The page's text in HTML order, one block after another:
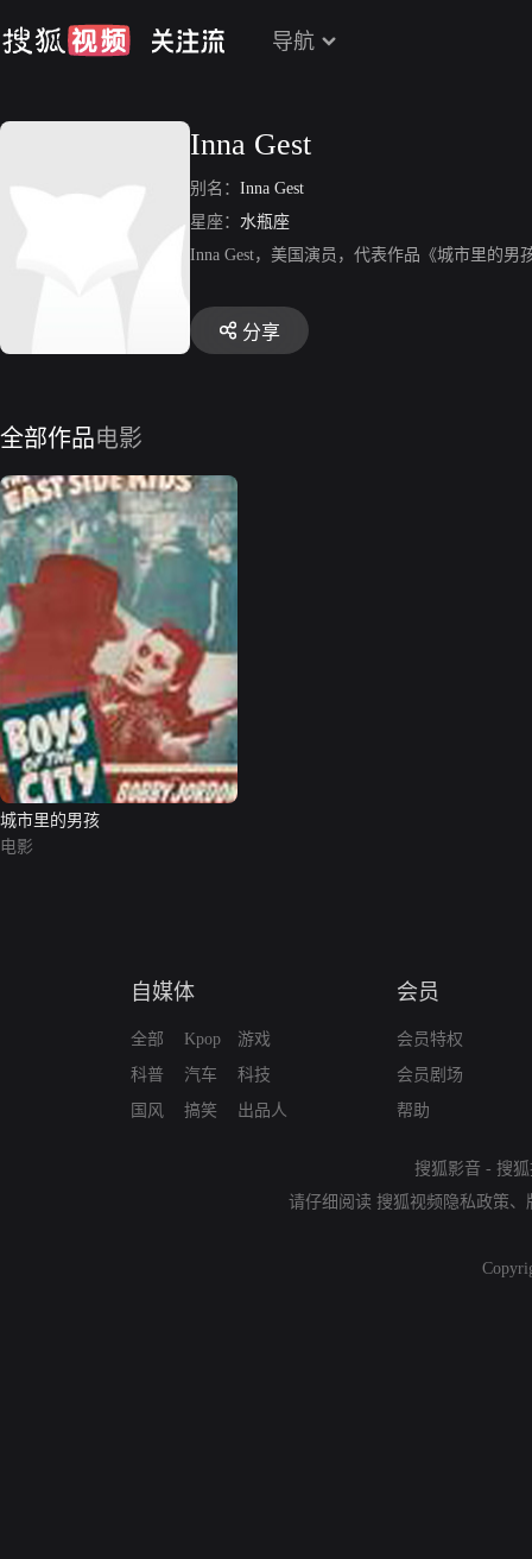
导航
Inna Gest
别名： Inna Gest
星座： 水瓶座
Inna Gest，美国演员，代表作品《城市里的男
分享
全部作品电影
城市里的男孩
电影
自媒体
全部
科普
国风
Kpop
汽车
搞笑
游戏
科技
出品人
会员
会员特权
会员剧场
帮助
搜狐影音 - 搜
请仔细阅读 搜狐视频隐私政策、